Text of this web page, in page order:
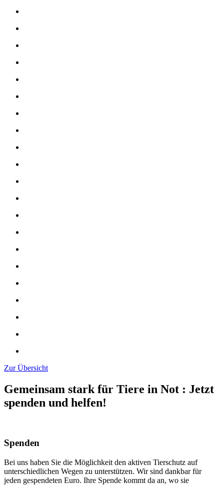
Zur Übersicht
Gemeinsam stark für Tiere in Not : Jetzt
spenden und helfen!
Spenden
Bei uns haben Sie die Möglichkeit den aktiven Tierschutz auf
unterschiedlichen Wegen zu unterstützen. Wir sind dankbar für
jeden gespendeten Euro. Ihre Spende kommt da an, wo sie